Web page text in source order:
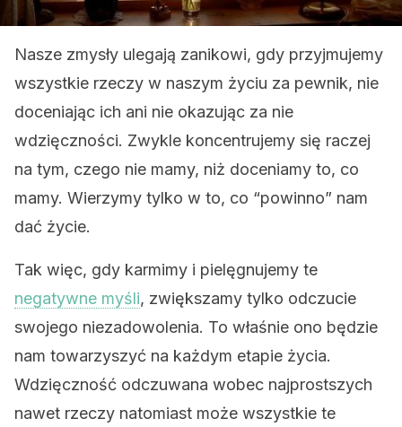
Nasze zmysły ulegają zanikowi, gdy przyjmujemy
wszystkie rzeczy w naszym życiu za pewnik, nie
doceniając ich ani nie okazując za nie
wdzięczności. Zwykle koncentrujemy się raczej
na tym, czego nie mamy, niż doceniamy to, co
mamy. Wierzymy tylko w to, co “powinno” nam
dać życie.
Tak więc, gdy karmimy i pielęgnujemy te
negatywne myśli, zwiększamy tylko odczucie
swojego niezadowolenia. To właśnie ono będzie
nam towarzyszyć na każdym etapie życia.
Wdzięczność odczuwana wobec najprostszych
nawet rzeczy natomiast może wszystkie te